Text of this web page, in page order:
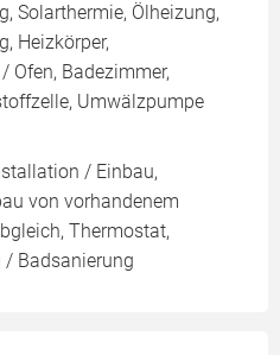
Solarthermie, Ölheizung,
Heizkörper,
Ofen, Badezimmer,
Umwälzpumpe
/ Einbau,
von vorhandenem
Thermostat,
/ Badsanierung